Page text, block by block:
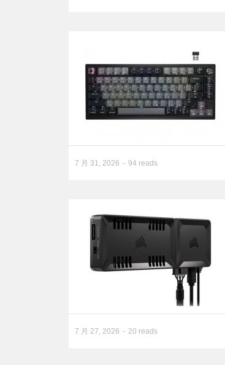
7 月 31, 2026 94 reads
7 月 27, 2026 20 reads